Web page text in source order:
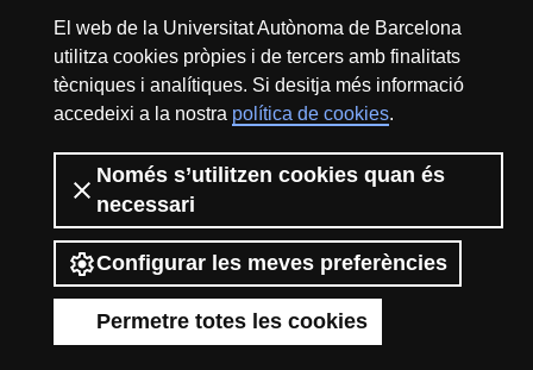
El web de la Universitat Autònoma de Barcelona
utilitza cookies pròpies i de tercers amb finalitats
tècniques i analítiques. Si desitja més informació
accedeixi a la nostra política de cookies.
Només s’utilitzen cookies quan és
necessari
Configurar les meves preferències
Permetre totes les cookies
ISSN: 2014-6388
View low-bandwidth version